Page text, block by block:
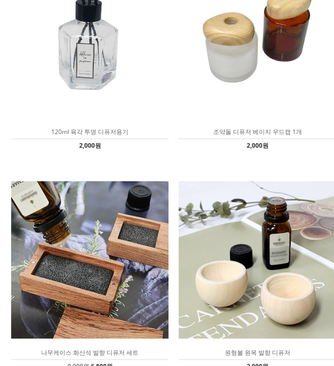
120ml 육각 투명 디퓨저용기
2,000원
조약돌 디퓨저 베이지 우드캡 1개
2,000원
나무케이스 화산석 발향 디퓨저 세트
원형볼 원목 발향 디퓨저